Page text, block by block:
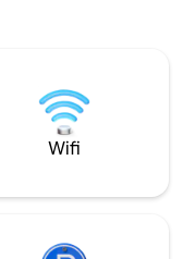
cabine of buiten
met salade en
evenals
desserts.
Wifi